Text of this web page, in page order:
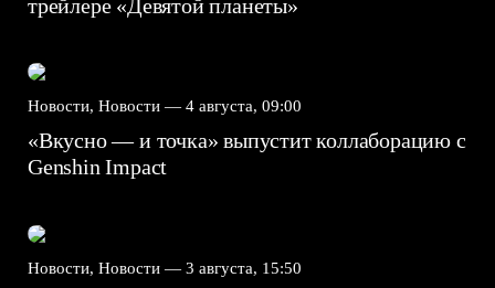
трейлере «Девятой планеты»
Новости, Новости — 4 августа, 09:00
«Вкусно — и точка» выпустит коллаборацию с
Genshin Impact⁠⁠
Новости, Новости — 3 августа, 15:50